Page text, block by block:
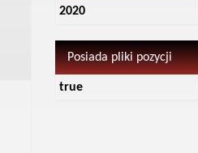
2020
Posiada pliki pozycji
true